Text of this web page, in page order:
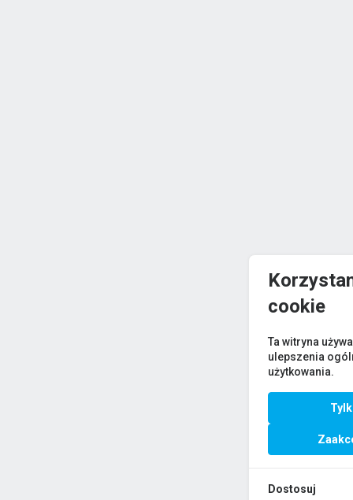
cookie
Ta witryna
ulepszenia
użytkowania.
Dostosuj